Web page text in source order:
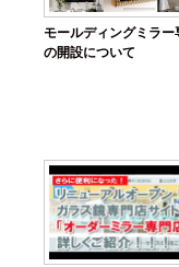
モールディングミラー
の開設について